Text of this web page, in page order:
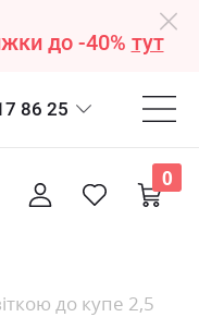
до -40% тут
86 25
0
до купе 2,5